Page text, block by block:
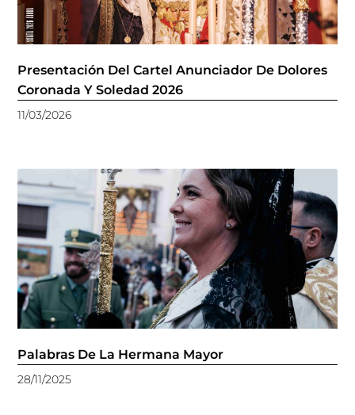
Presentación Del Cartel Anunciador De Dolores
Coronada Y Soledad 2026
11/03/2026
Palabras De La Hermana Mayor
28/11/2025